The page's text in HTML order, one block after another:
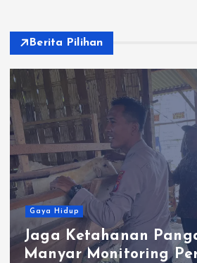
Berita Pilihan
Pangan, Polsek
Perkembangan